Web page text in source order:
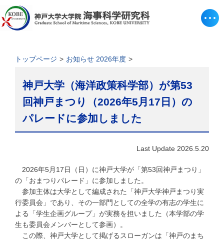
トップページ お知らせ 2026年度
神戸大学（海洋政策科学部）が第53
回神戸まつり（2026年5月17日）の
パレードに参加しました
Last Update 2026.5.20
2026年5月17日（日）に神戸大学が「第53回神戸まつり」
の「おまつりパレード」に参加しました。
参加主体は大学として編成された「神戸大学神戸まつり実
行委員会」であり、その一部門としての全学の有志の学生に
よる「学生企画グループ」が実務を担いました（本学部の学
生も委員会メンバーとして参画）。
この際、神戸大学として掲げるスローガンは「神戸のまち